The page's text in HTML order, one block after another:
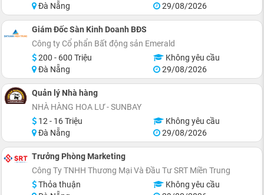
Đà Nẵng
29/08/2026
Giám Đốc Sàn Kinh Doanh BĐS
Công ty Cổ phẩn Bất động sản Emerald
200 - 600 Triệu
Không yêu cầu
Đà Nẵng
29/08/2026
Quản lý Nhà hàng
NHÀ HÀNG HOA LƯ - SUNBAY
12 - 16 Triệu
Không yêu cầu
Đà Nẵng
29/08/2026
Trưởng Phòng Marketing
Công Ty TNHH Thương Mại Và Đầu Tư SRT Miền Trung
Thỏa thuận
Không yêu cầu